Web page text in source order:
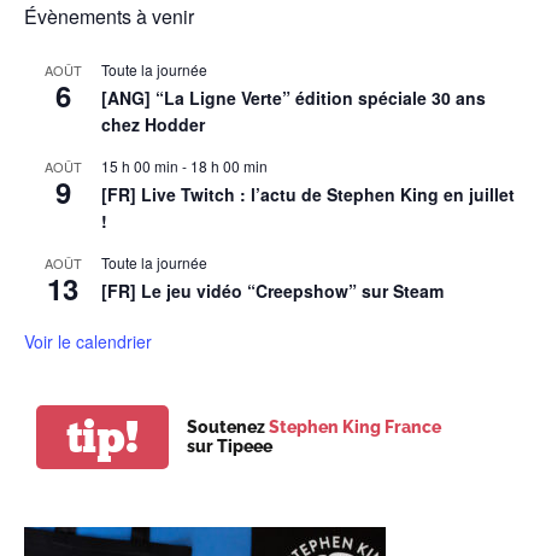
Évènements à venir
AOÛT
6
Toute la journée
[ANG] “La Ligne Verte” édition spéciale 30 ans
chez Hodder
AOÛT
9
15 h 00 min - 18 h 00 min
[FR] Live Twitch : l’actu de Stephen King en juillet
!
AOÛT
13
Toute la journée
[FR] Le jeu vidéo “Creepshow” sur Steam
Voir le calendrier
tip! SoutenezStephen King France
sur Tipeee